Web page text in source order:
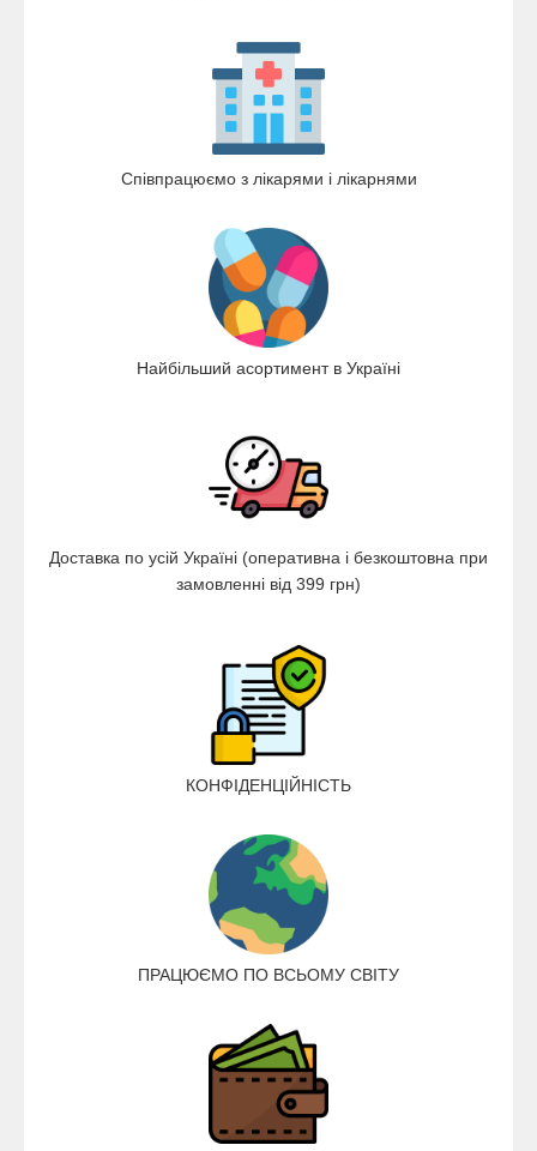
Співпрацюємо з лікарями і лікарнями
Найбільший асортимент в Україні
Доставка по усій Україні (оперативна і безкоштовна при
замовленні від 399 грн)
КОНФІДЕНЦІЙНІСТЬ
ПРАЦЮЄМО ПО ВСЬОМУ СВІТУ